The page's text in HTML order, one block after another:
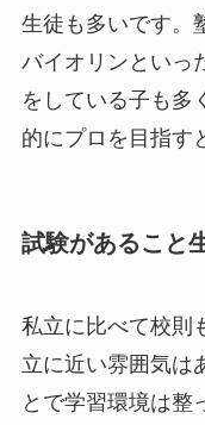
生徒も多いです。
バイオリンといっ
をしている子も多
的にプロを目指す
試験があること
私立に比べて校則
立に近い雰囲気は
とで学習環境は整